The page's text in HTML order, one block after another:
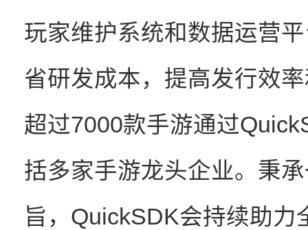
玩家维护系统和数据运营
省研发成本，提高发行效
超过7000款手游通过
括多家手游龙头企业。秉
旨，QuickSDK会持续助